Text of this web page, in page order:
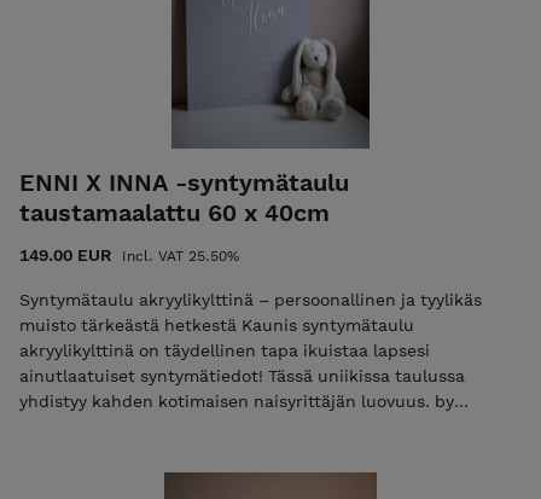
Tilausten nouto onnistuu veloituksetta Tampereelta
- jos et pysty noutamaan tuotteita, muistathan valita
ostoskoriisi postituksen!
ENNI X INNA -syntymätaulu
taustamaalattu 60 x 40cm
149.00 EUR Incl. VAT 25.50%
Syntymätaulu akryylikylttinä – persoonallinen ja tyylikäs
muisto tärkeästä hetkestä Kaunis syntymätaulu
akryylikylttinä on täydellinen tapa ikuistaa lapsesi
ainutlaatuiset syntymätiedot! Tässä uniikissa taulussa
yhdistyy kahden kotimaisen naisyrittäjän luovuus. by
digitaalisesti toteutetut syntymätiedot elegantteja fontteja